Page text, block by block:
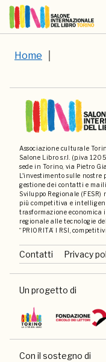
Home
Associazione culturale
Salone Libro s.r.l. (p.iva
sede in Torino, via Pietro
L'investimento sulle
gestione dei contatti e
Sviluppo Regionale (FESR)
più competitiva e
trasformazione
regionale alle tecnologie
“PRIORITA’ I RSI,
Contatti Privacy
Un progetto di
Con il sostegno di